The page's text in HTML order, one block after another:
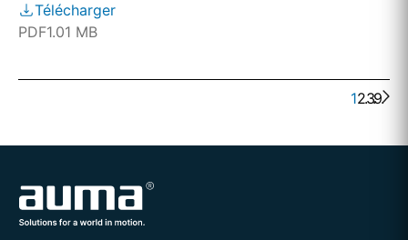
Télécharger
PDF1.01 MB
123
. . .
9